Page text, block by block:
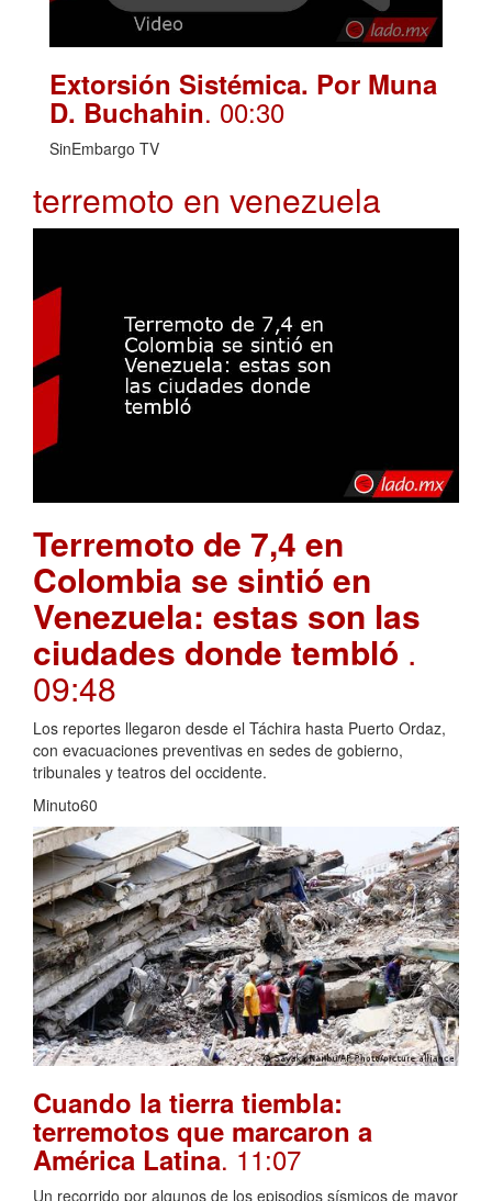
Extorsión Sistémica. Por Muna
D. Buchahin. 00:30
SinEmbargo TV
terremoto en venezuela
Terremoto de 7,4 en
Colombia se sintió en
Venezuela: estas son las
ciudades donde tembló .
09:48
Los reportes llegaron desde el Táchira hasta Puerto Ordaz,
con evacuaciones preventivas en sedes de gobierno,
tribunales y teatros del occidente.
Minuto60
Cuando la tierra tiembla:
terremotos que marcaron a
América Latina. 11:07
Un recorrido por algunos de los episodios sísmicos de mayor